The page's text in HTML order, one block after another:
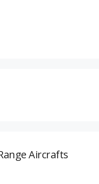
Aircrafts